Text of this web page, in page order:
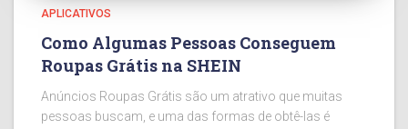
APLICATIVOS
Como Algumas Pessoas Conseguem
Roupas Grátis na SHEIN
Anúncios Roupas Grátis são um atrativo que muitas
pessoas buscam, e uma das formas de obtê-las é